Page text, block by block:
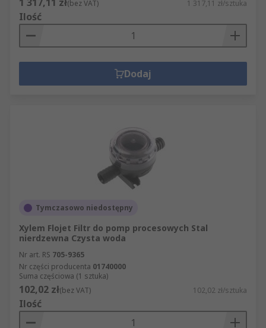
(bez VAT) 1 317,11 zł/sztuka
Ilość
Dodaj
Tymczasowo niedostępny
Xylem Flojet Filtr do pomp procesowych Stal
nierdzewna Czysta woda
Nr art. RS 705-9365
Nr części producenta 01740000
Suma częściowa (1 sztuka)
102,02 zł(bez VAT) 102,02 zł/sztuka
Ilość